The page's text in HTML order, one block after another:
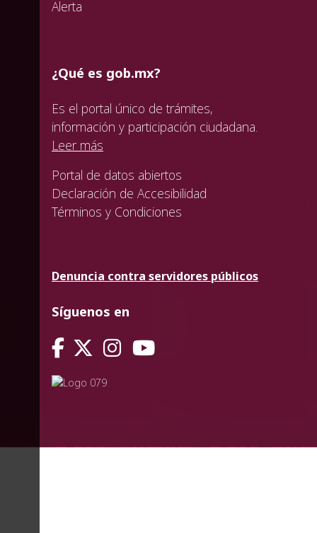
Alerta
¿Qué es gob.mx?
Es el portal único de trámites,
información y participación ciudadana.
Leer más
Portal de datos abiertos
Declaración de Accesibilidad
Términos y Condiciones
Denuncia contra servidores públicos
Síguenos en